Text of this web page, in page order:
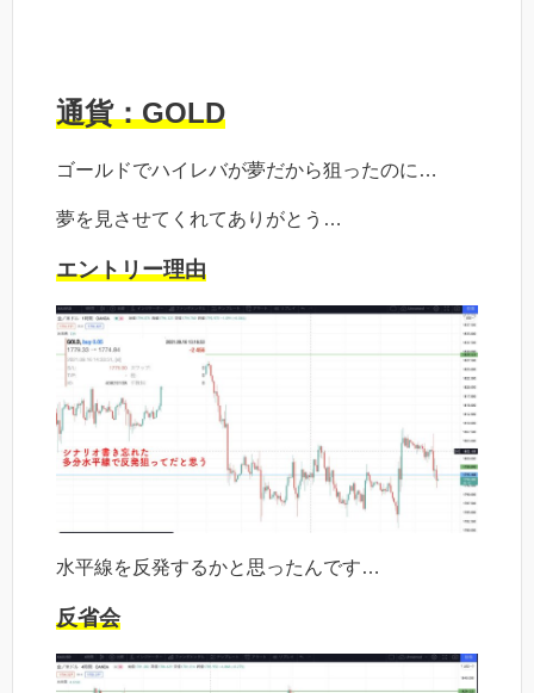
通貨：GOLD
ゴールドでハイレバが夢だから狙ったのに…
夢を見させてくれてありがとう…
エントリー理由
水平線を反発するかと思ったんです…
反省会